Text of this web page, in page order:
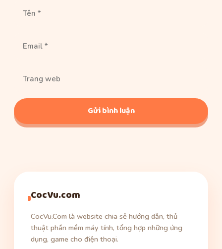
web
CocVu.com
CocVu.Com là website chia sẻ hướng dẫn, thủ
thuật phần mềm máy tính, tổng hợp những ứng
dụng, game cho điện thoại.